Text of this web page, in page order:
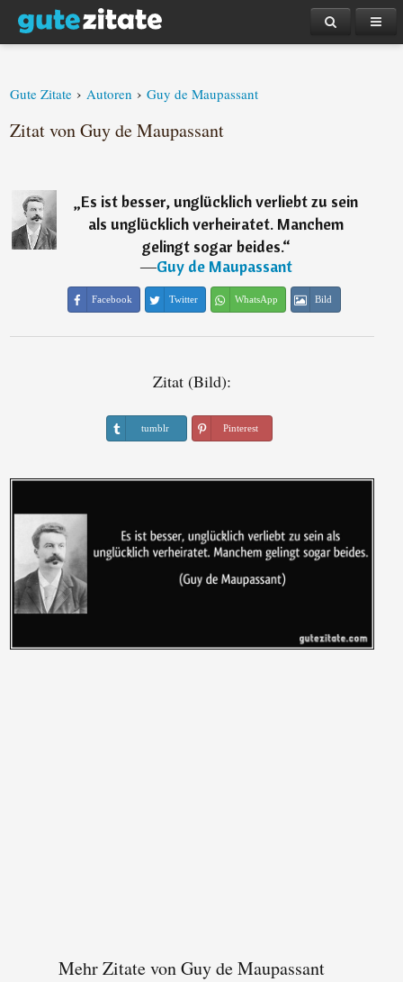
Gute Zitate › Autoren › Guy de Maupassant
Zitat von Guy de Maupassant
„Es ist besser, unglücklich verliebt zu sein
als unglücklich verheiratet. Manchem
gelingt sogar beides.“
―Guy de Maupassant
Facebook Twitter WhatsApp Bild
Zitat (Bild):
tumblr Pinterest
Mehr Zitate von Guy de Maupassant